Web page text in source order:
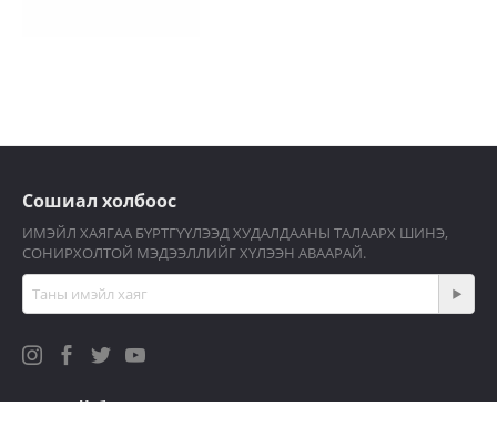
Сошиал холбоос
ИМЭЙЛ ХАЯГАА БҮРТГҮҮЛЭЭД ХУДАЛДААНЫ ТАЛААРХ ШИНЭ,
СОНИРХОЛТОЙ МЭДЭЭЛЛИЙГ ХҮЛЭЭН АВААРАЙ.
Миний бүртгэл